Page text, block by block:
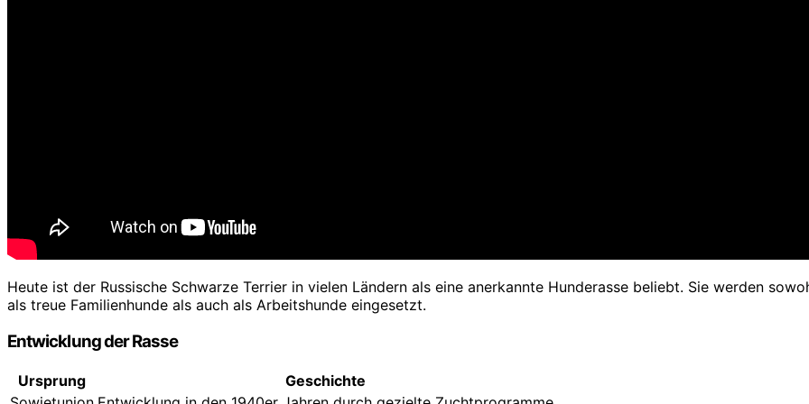
Heute ist der Russische Schwarze Terrier in vielen Ländern als eine anerkannte Hunderasse beliebt. Sie werden
als treue Familienhunde als auch als Arbeitshunde eingesetzt.
Entwicklung der Rasse
Ursprung
Geschichte